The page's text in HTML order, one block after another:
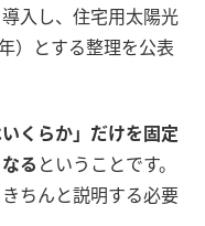
入し、住宅用太陽光
）とする整理を公表
いくらか」だけを固定
る ということです。
ちんと説明する必要